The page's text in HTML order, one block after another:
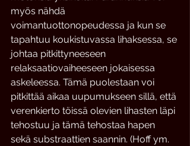
myös nähdä
voimantuottonopeudessa ja kun se
tapahtuu koukistuvassa lihaksessa, se
johtaa pitkittyneeseen
relaksaatiovaiheeseen jokaisessa
askeleessa. Tämä puolestaan voi
pitkittää aikaa uupumukseen sillä, että
verenkierto töissä olevien lihasten läpi
tehostuu ja tämä tehostaa hapen
sekä substraattien saannin. (Hoff ym.